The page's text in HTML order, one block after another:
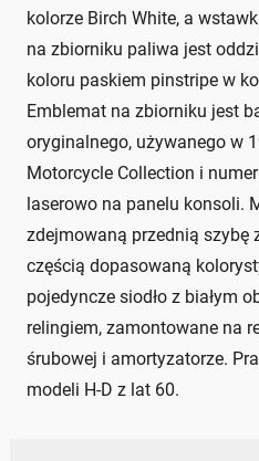
kolorze Birch White, a
na zbiorniku paliwa jest
koloru paskiem pinstripe w
Emblemat na zbiorniku jest
oryginalnego, używanego w
Motorcycle Collection i
laserowo na panelu konsoli.
zdejmowaną przednią szybę
częścią dopasowaną
pojedyncze siodło z białym
relingiem, zamontowane na
śrubowej i amortyzatorze.
modeli H-D z lat 60.